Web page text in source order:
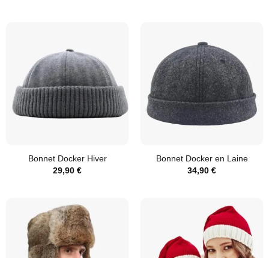
Bonnet Docker Hiver
29,90 €
Bonnet Docker en Laine
34,90 €